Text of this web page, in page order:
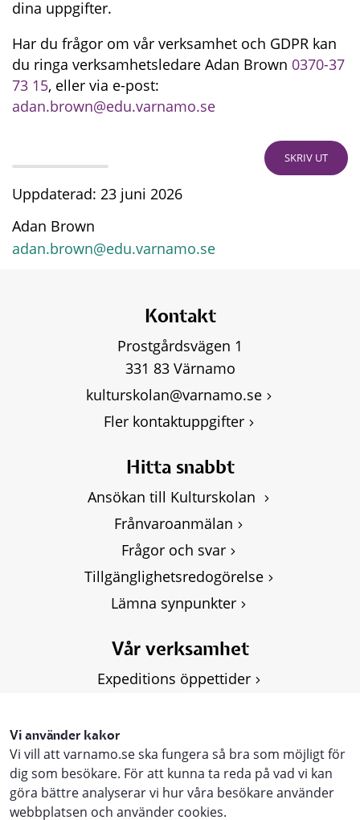
Vi använder kakor
Vi vill att varnamo.se ska fungera så bra som möjligt för
dig som besökare. För att kunna ta reda på vad vi kan
göra bättre analyserar vi hur våra besökare använder
webbplatsen och använder cookies.
dina uppgifter.
Har du frågor om vår verksamhet och GDPR kan
du ringa verksamhetsledare Adan Brown 0370-37
73 15
adan.brown@edu.varnamo.se
SKRIV UT
Uppdaterad: 23 juni 2026
Adan Brown
adan.brown@edu.varnamo.se
Kontakt
Prostgårdsvägen 1
331 83 Värnamo
kulturskolan@varnamo.se
Fler kontaktuppgifter
Hitta snabbt
Ansökan till Kulturskolan
Frånvaroanmälan
Frågor och svar
Tillgänglighetsredogörelse
Lämna synpunkter
Vår verksamhet
Expeditions öppettider
Personuppgifter, GDPR